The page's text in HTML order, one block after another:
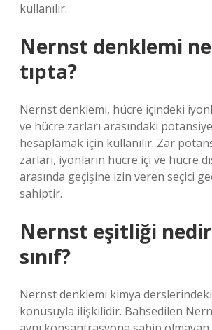
kullanılır.
Nernst denklemi
tıpta?
Nernst denklemi, hücre içindeki
ve hücre zarları arasındaki
hesaplamak için kullanılır. Zar
zarları, iyonların hücre içi ve hücre
arasında geçişine izin veren seçici
sahiptir.
Nernst eşitliği
sınıf?
Nernst denklemi kimya
konusuyla ilişkilidir. Bahsedilen